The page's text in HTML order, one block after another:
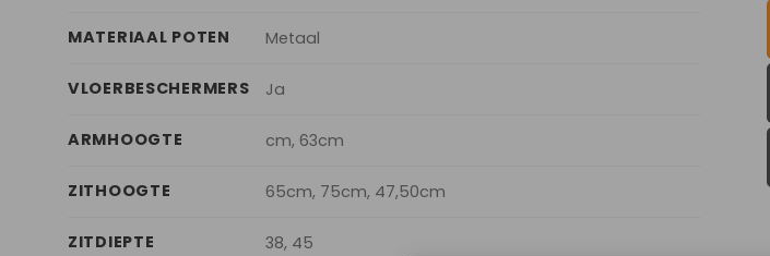
MATERIAAL POTEN Metaal
VLOERBESCHERMERS Ja
ARMHOOGTE cm, 63cm
ZITHOOGTE 65cm, 75cm, 47,50cm
ZITDIEPTE 38, 45